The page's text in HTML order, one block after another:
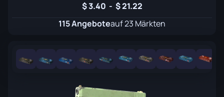
3.40 -
21.22
115 Angeboteauf 23 Märkten